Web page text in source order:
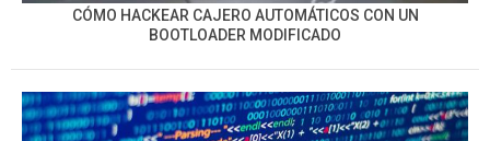
CÓMO HACKEAR CAJERO AUTOMÁTICOS CON UN
BOOTLOADER MODIFICADO